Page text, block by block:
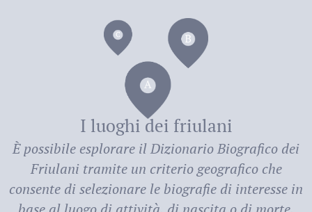
deiI luoghi dei friulani
È possibile esplorare ilDizionario Biografico dei
Friulani tramite un criterio geografico che
consente di selezionare le biografie di interesse in